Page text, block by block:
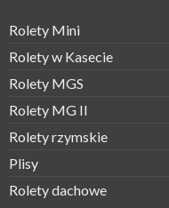
Rolety Mini
Rolety w Kasecie
Rolety MGS
Rolety MG II
Rolety rzymskie
Plisy
Rolety dachowe